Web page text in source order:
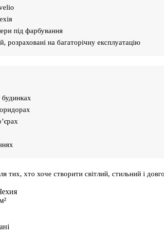
під фарбування
розраховані на багаторічну експлуатацію
тих, хто хоче створити світлий, стильний і